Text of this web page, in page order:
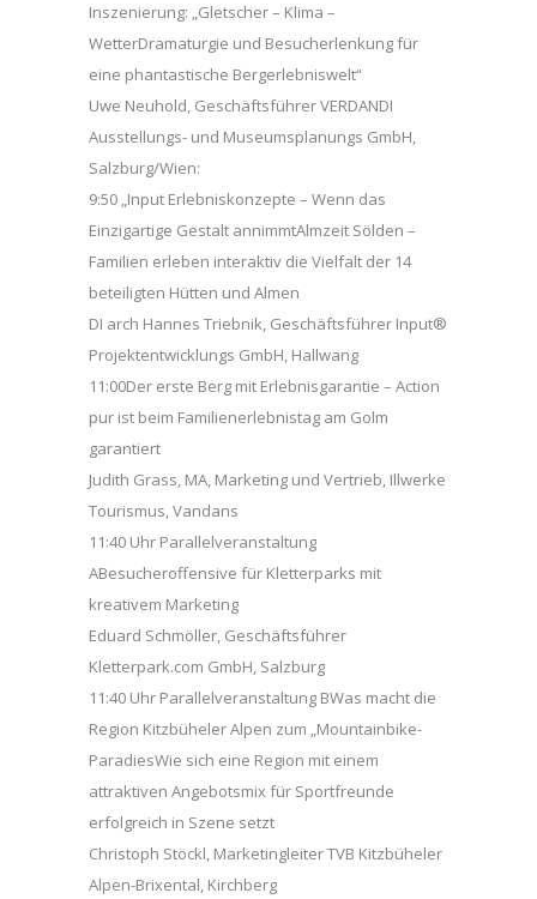
Inszenierung: „Gletscher – Klima –
WetterDramaturgie und Besucherlenkung für
eine phantastische Bergerlebniswelt“
Uwe Neuhold, Geschäftsführer VERDANDI
Ausstellungs- und Museumsplanungs GmbH,
Salzburg/Wien:
9:50 „Input Erlebniskonzepte – Wenn das
Einzigartige Gestalt annimmtAlmzeit Sölden –
Familien erleben interaktiv die Vielfalt der 14
beteiligten Hütten und Almen
DI arch Hannes Triebnik, Geschäftsführer Input®
Projektentwicklungs GmbH, Hallwang
11:00Der erste Berg mit Erlebnisgarantie – Action
pur ist beim Familienerlebnistag am Golm
garantiert
Judith Grass, MA, Marketing und Vertrieb, Illwerke
Tourismus, Vandans
11:40 Uhr Parallelveranstaltung
ABesucheroffensive für Kletterparks mit
kreativem Marketing
Eduard Schmöller, Geschäftsführer
Kletterpark.com GmbH, Salzburg
11:40 Uhr Parallelveranstaltung BWas macht die
Region Kitzbüheler Alpen zum „Mountainbike-
ParadiesWie sich eine Region mit einem
attraktiven Angebotsmix für Sportfreunde
erfolgreich in Szene setzt
Christoph Stöckl, Marketingleiter TVB Kitzbüheler
Alpen-Brixental, Kirchberg